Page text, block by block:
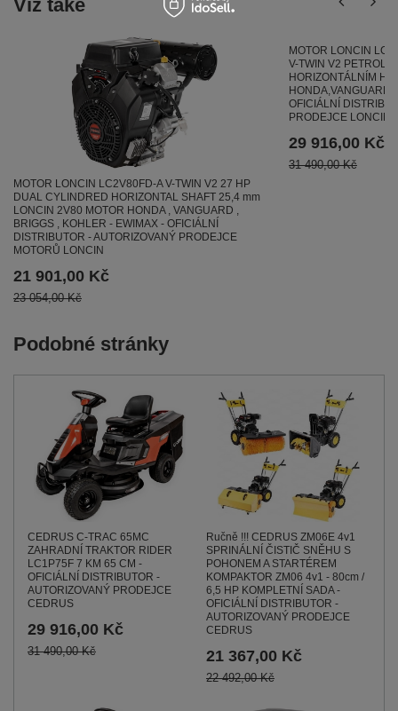
Viz také
MOTOR LONCIN LC2V80FD-A V-TWIN V2 27 HP
DUAL CYLINDRED HORIZONTAL SHAFT 25,4 mm
LONCIN 2V80 MOTOR HONDA , VANGUARD ,
BRIGGS , KOHLER - EWIMAX - OFICIÁLNÍ
DISTRIBUTOR - AUTORIZOVANÝ PRODEJCE
MOTORŮ LONCIN
21 901,00 Kč
23 054,00 Kč
MOTOR LONCIN
V-TWIN V2
HORIZONTÁLNÍM
HONDA,VANGUARD
OFICIÁLNÍ
PRODEJCE LONCIN
29 916,00 Kč
31 490,00 Kč
Podobné stránky
CEDRUS C-TRAC 65MC
ZAHRADNÍ TRAKTOR RIDER
LC1P75F 7 KM 65 CM -
OFICIÁLNÍ DISTRIBUTOR -
AUTORIZOVANÝ PRODEJCE
CEDRUS
29 916,00 Kč
31 490,00 Kč
Ručně !!! CEDRUS ZM06E 4v1
SPRINÁLNÍ ČISTIČ SNĚHU S
POHONEM A STARTÉREM
KOMPAKTOR ZM06 4v1 - 80cm /
6,5 HP KOMPLETNÍ SADA -
OFICIÁLNÍ DISTRIBUTOR -
AUTORIZOVANÝ PRODEJCE
CEDRUS
21 367,00 Kč
22 492,00 Kč